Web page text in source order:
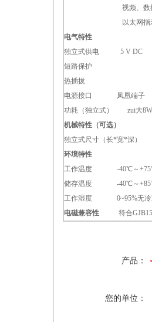
视频、数
以太网
电气特性
独立式供电 5 V DC
短路保护
热插拔
电源接口 凤凰端子
功耗（独立式） zui大8W
机械特性（可选）
独立式尺寸（长*宽*深）
环境特性
工作温度 -40℃～
储存温度 -40℃～
工作湿度 0~95%无冷
电磁兼容性 符合
产品：
您的单位：